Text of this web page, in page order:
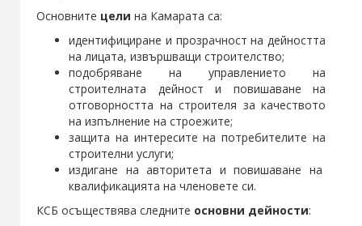
Основните цели на Камарата са:
идентифициране и прозрачност на дейността
на лицата, извършващи строителство;
подобряване на управлението на
строителната дейност и повишаване на
отговорността на строителя за качеството
на изпълнение на строежите;
защита на интересите на потребителите на
строителни услуги;
издигане на авторитета и повишаване на
квалификацията на членовете си.
КСБ осъществява следните основни дейности: